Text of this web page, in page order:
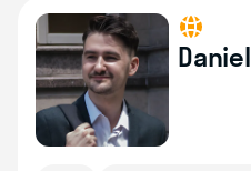
Daniel